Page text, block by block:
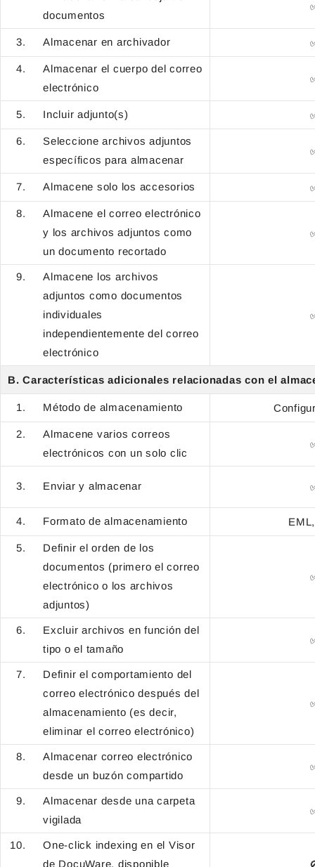
documentos
Almacenar en archivador
Almacenar el cuerpo del correo
electrónico
Incluir adjunto(s)
Seleccione archivos adjuntos
específicos para almacenar
Almacene solo los accesorios
Almacene el correo electrónico
y los archivos adjuntos como
un documento recortado
Almacene los archivos
adjuntos como documentos
individuales
independientemente del correo
electrónico
B. Características adicionales relacionadas con el
Método de almacenamiento
Almacene varios correos
electrónicos con un solo clic
Enviar y almacenar
Formato de almacenamiento
Definir el orden de los
documentos (primero el correo
electrónico o los archivos
adjuntos)
Excluir archivos en función del
tipo o el tamaño
Definir el comportamiento del
correo electrónico después del
almacenamiento (es decir,
eliminar el correo electrónico)
Almacenar correo electrónico
desde un buzón compartido
Almacenar desde una carpeta
vigilada
One-click indexing en el Visor
de DocuWare, disponible